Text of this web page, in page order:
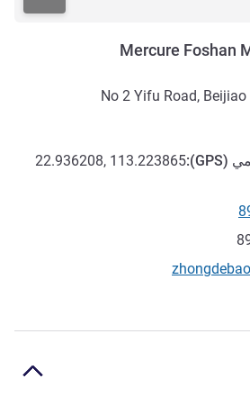
Mercure Foshan
No 2 Yifu Road,
(
GPS
):
22.936208, 113.223865
الإلكتروني